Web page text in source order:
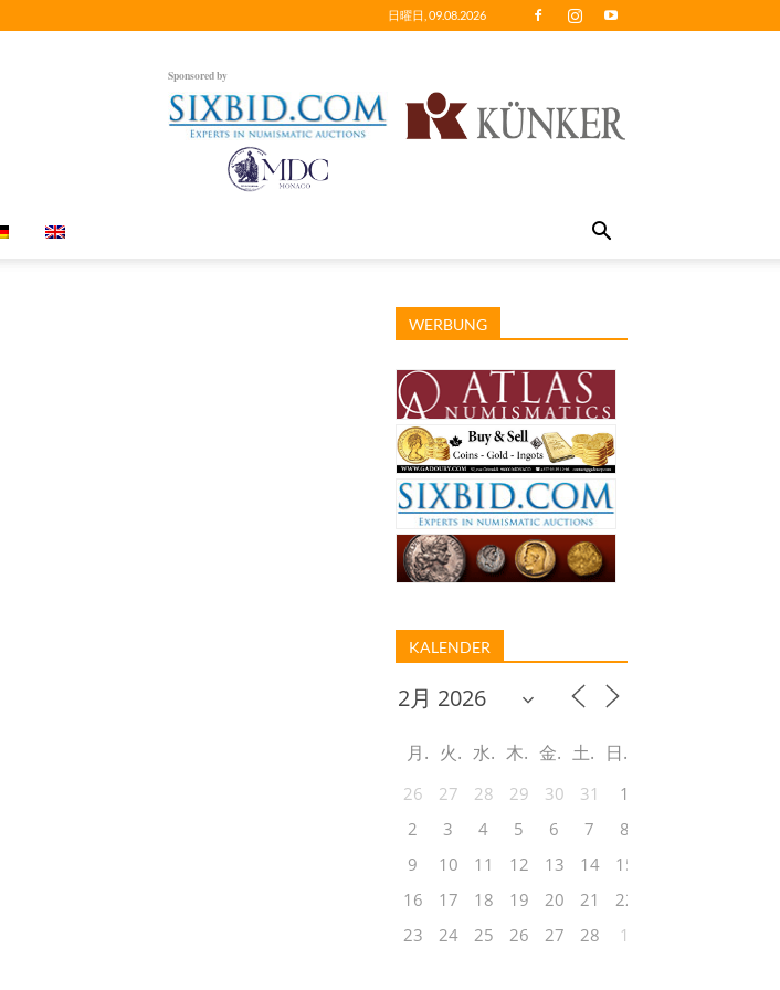
日曜日, 09.08.2026
Sponsored by
WERBUNG
KALENDER
月 火 水 木 金 土 日
26 27 28 29 30 31
1
2
3 4 5 6 7
8
9
10 11 12 13 14
15
16
17 18 19 20 21
22
23
24 25 26 27 28 1